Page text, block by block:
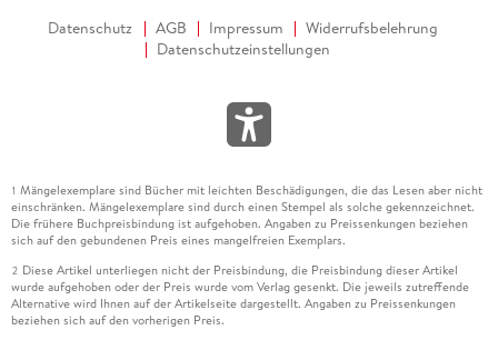
Datenschutz AGB Impressum
Widerrufsbelehrung
Datenschutzeinstellungen
1 Mängelexemplare sind Bücher mit leichten Beschädigungen, die das Lesen aber nicht
einschränken. Mängelexemplare sind durch einen Stempel als solche gekennzeichnet.
Die frühere Buchpreisbindung ist aufgehoben. Angaben zu Preissenkungen beziehen
sich auf den gebundenen Preis eines mangelfreien Exemplars.
2 Diese Artikel unterliegen nicht der Preisbindung, die Preisbindung dieser Artikel
wurde aufgehoben oder der Preis wurde vom Verlag gesenkt. Die jeweils zutreffende
Alternative wird Ihnen auf der Artikelseite dargestellt. Angaben zu Preissenkungen
beziehen sich auf den vorherigen Preis.